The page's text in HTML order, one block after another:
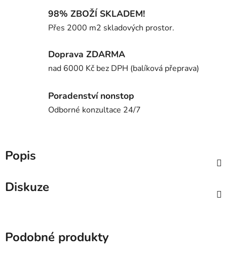
98% ZBOŽÍ SKLADEM!
Přes 2000 m2 skladových prostor.
Doprava ZDARMA
nad 6000 Kč bez DPH (balíková přeprava)
Poradenství nonstop
Odborné konzultace 24/7
Popis
Diskuze
Podobné produkty